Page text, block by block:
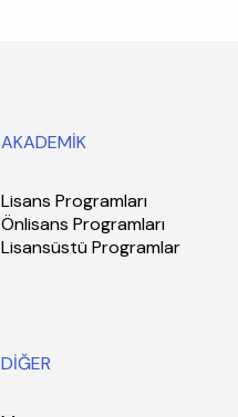
AKADEMİK
Lisans Programları
Önlisans Programları
Lisansüstü Programlar
DİĞER